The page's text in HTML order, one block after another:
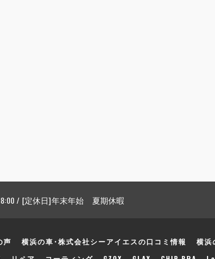
/ [定休日]年末年始 夏期休暇
声 横浜の車･株式会社シーアイエスの口コミ情報
横浜